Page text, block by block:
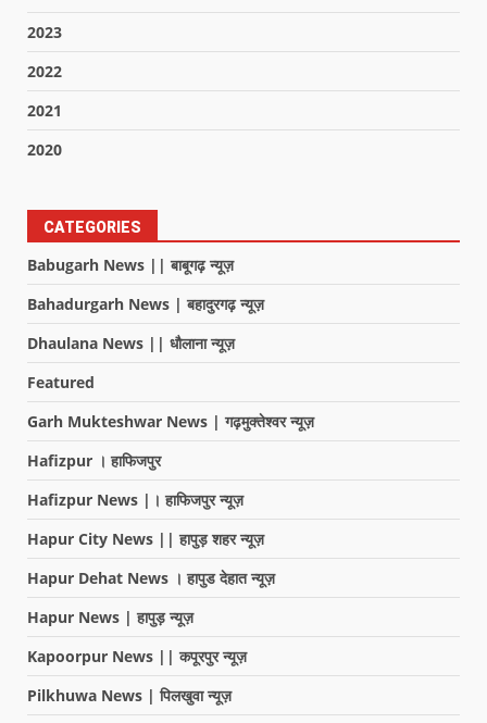
2023
2022
2021
2020
CATEGORIES
Babugarh News || बाबूगढ़ न्यूज़
Bahadurgarh News | बहादुरगढ़ न्यूज़
Dhaulana News || धौलाना न्यूज़
Featured
Garh Mukteshwar News | गढ़मुक्तेश्वर न्यूज़
Hafizpur । हाफिजपुर
Hafizpur News |। हाफिजपुर न्यूज़
Hapur City News || हापुड़ शहर न्यूज़
Hapur Dehat News । हापुड देहात न्यूज़
Hapur News | हापुड़ न्यूज़
Kapoorpur News || कपूरपुर न्यूज़
Pilkhuwa News | पिलखुवा न्यूज़